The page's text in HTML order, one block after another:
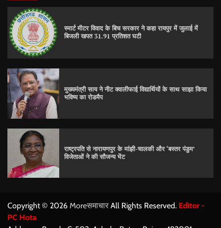
स्मार्ट मीटर विवाद के बिच सरकार ने कहा रायपुर में जुलाई में
बिजली खपत 31.91 प्रतिशत घटी
मुख्यमंत्री साय ने नीट क्वालीफाई विद्यार्थियों के साथ साझा किया
भविष्य का रोडमैप
राष्ट्रपति से नारायणपुर के मांझी-चालकी और ‘बस्तर पंडुम’
विजेताओं ने की सौजन्य भेंट
Copyright © 2026 Moreसमाचार All Rights Reserved. Editor -
PC Hota